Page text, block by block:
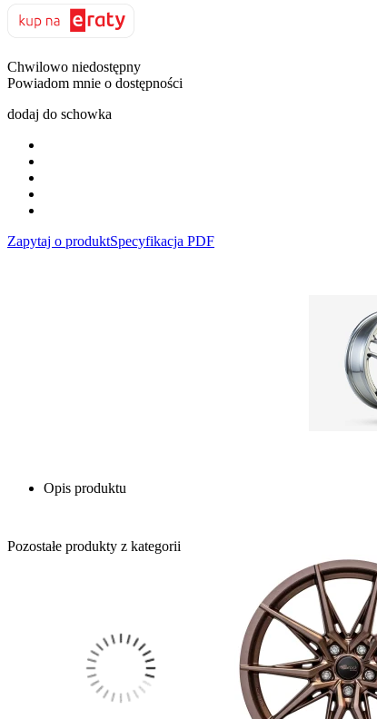
Chwilowo niedostępny
Powiadom mnie o dostępności
dodaj do schowka
Zapytaj o produktSpecyfikacja PDF
Opis produktu
Pozostałe produkty z kategorii